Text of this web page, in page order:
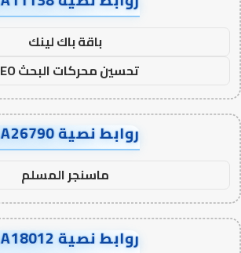
باقة باك لينك
تحسين محركات البحث SEO
روابط نصية AA26790
ماسنجر المسلم
روابط نصية AA18012